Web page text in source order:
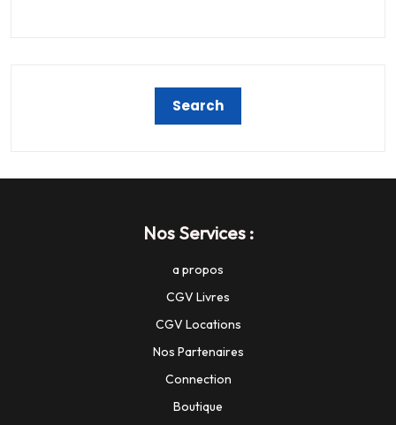
Nos Services :
a propos
CGV Livres
CGV Locations
Nos Partenaires
Connection
Boutique